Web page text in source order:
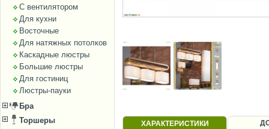
С вентилятором
Для кухни
Восточные
Для натяжных потолков
Каскадные люстры
Большие люстры
Для гостиниц
Люстры-пауки
Бра
Торшеры
ХАРАКТЕРИСТИКИ